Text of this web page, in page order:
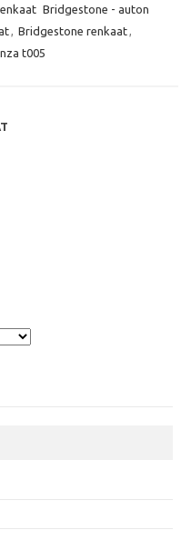
Bridgestone - auton
Bridgestone renkaat
t005